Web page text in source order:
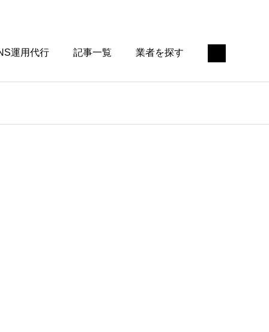
運用代行 記事一覧 業者を探す